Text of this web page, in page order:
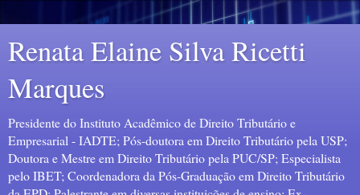
Renata Elaine Silva Ricetti
Marques
Presidente do Instituto Acadêmico de Direito Tributário e
Empresarial - IADTE; Pós-doutora em Direito Tributário pela USP;
Doutora e Mestre em Direito Tributário pela PUC/SP; Especialista
pelo IBET; Coordenadora da Pós-Graduação em Direito Tributário